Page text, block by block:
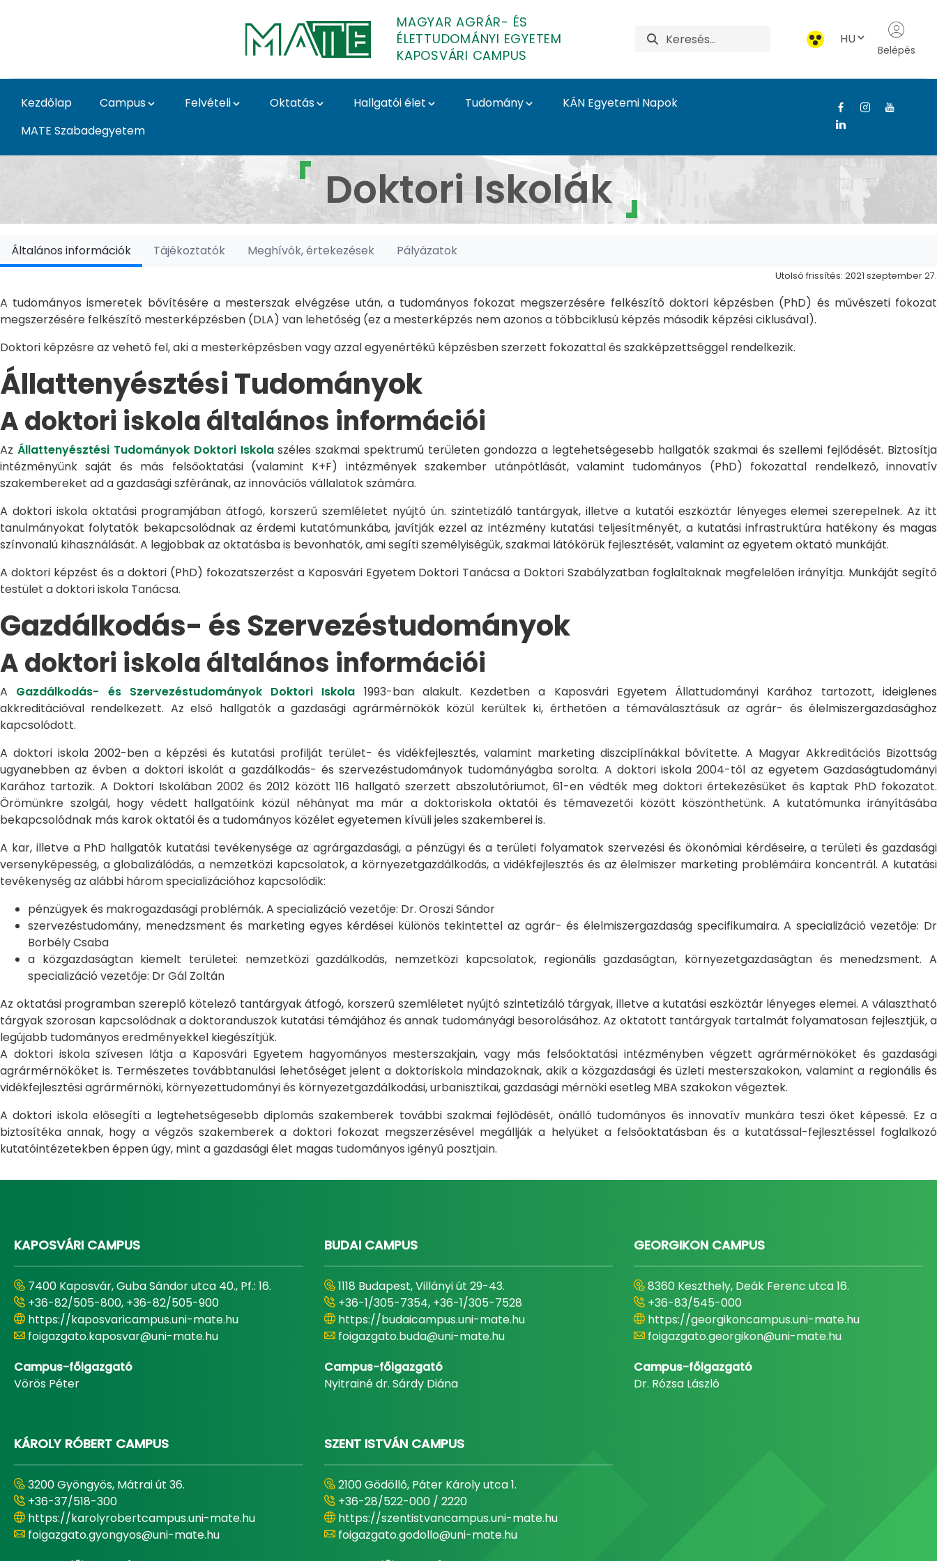
MAGYAR AGRÁR- ÉS
ÉLETTUDOMÁNYI EGYETEM
KAPOSVÁRI CAMPUS
HU
Belépés
Kezdőlap Campus Felvételi Oktatás Hallgatói élet Tudomány
KÁN Egyetemi Napok
MATE Szabadegyetem
Doktori Iskolák - Kaposvári Campus
Doktori Iskolák
Általános információk Tájékoztatók Meghívók, értekezések Pályázatok
Utolsó frissítés: 2021 szeptember 27.
A tudományos ismeretek bővítésére a mesterszak elvégzése után, a tudományos fokozat megszerzésére felkészítő doktori képzésben (PhD) és művészeti fokozat
megszerzésére felkészítő mesterképzésben (DLA) van lehetőség (ez a mesterképzés nem azonos a többciklusú képzés második képzési ciklusával).
Doktori képzésre az vehető fel, aki a mesterképzésben vagy azzal egyenértékű képzésben szerzett fokozattal és szakképzettséggel rendelkezik.
Állattenyésztési Tudományok
A doktori iskola általános információi
Az Állattenyésztési Tudományok Doktori Iskolaszéles szakmai spektrumú területen gondozza a legtehetségesebb hallgatók szakmai és szellemi fejlődését. Biztosítja
intézményünk saját és más felsőoktatási (valamint K+F) intézmények szakember utánpótlását, valamint tudományos (PhD) fokozattal rendelkező, innovatív
szakembereket ad a gazdasági szférának, az innovációs vállalatok számára.
A doktori iskola oktatási programjában átfogó, korszerű szemléletet nyújtó ún. szintetizáló tantárgyak, illetve a kutatói eszköztár lényeges elemei szerepelnek. Az itt
tanulmányokat folytatók bekapcsolódnak az érdemi kutatómunkába, javítják ezzel az intézmény kutatási teljesítményét, a kutatási infrastruktúra hatékony és magas
színvonalú kihasználását. A legjobbak az oktatásba is bevonhatók, ami segíti személyiségük, szakmai látókörük fejlesztését, valamint az egyetem oktató munkáját.
A doktori képzést és a doktori (PhD) fokozatszerzést a Kaposvári Egyetem Doktori Tanácsa a Doktori Szabályzatban foglaltaknak megfelelően irányítja. Munkáját segítő
testület a doktori iskola Tanácsa.
Gazdálkodás- és Szervezéstudományok
A doktori iskola általános információi
A Gazdálkodás- és Szervezéstudományok Doktori Iskola 1993-ban alakult. Kezdetben a Kaposvári Egyetem Állattudományi Karához tartozott, ideiglenes
akkreditációval rendelkezett. Az első hallgatók a gazdasági agrármérnökök közül kerültek ki, érthetően a témaválasztásuk az agrár- és élelmiszergazdasághoz
kapcsolódott.
A doktori iskola 2002-ben a képzési és kutatási profilját terület- és vidékfejlesztés, valamint marketing diszciplínákkal bővítette. A Magyar Akkreditációs Bizottság
ugyanebben az évben a doktori iskolát a gazdálkodás- és szervezéstudományok tudományágba sorolta. A doktori iskola 2004-től az egyetem Gazdaságtudományi
Karához tartozik. A Doktori Iskolában 2002 és 2012 között 116 hallgató szerzett abszolutóriumot, 61-en védték meg doktori értekezésüket és kaptak PhD fokozatot.
Örömünkre szolgál, hogy védett hallgatóink közül néhányat ma már a doktoriskola oktatói és témavezetői között köszönthetünk. A kutatómunka irányításába
bekapcsolódnak más karok oktatói és a tudományos közélet egyetemen kívüli jeles szakemberei is.
A kar, illetve a PhD hallgatók kutatási tevékenysége az agrárgazdasági, a pénzügyi és a területi folyamatok szervezési és ökonómiai kérdéseire, a területi és gazdasági
versenyképesség, a globalizálódás, a nemzetközi kapcsolatok, a környezetgazdálkodás, a vidékfejlesztés és az élelmiszer marketing problémáira koncentrál. A kutatási
tevékenység az alábbi három specializációhoz kapcsolódik:
pénzügyek és makrogazdasági problémák. A specializáció vezetője: Dr. Oroszi Sándor
szervezéstudomány, menedzsment és marketing egyes kérdései különös tekintettel az agrár- és élelmiszergazdaság specifikumaira. A specializáció vezetője: Dr
Borbély Csaba
a közgazdaságtan kiemelt területei: nemzetközi gazdálkodás, nemzetközi kapcsolatok, regionális gazdaságtan, környezetgazdaságtan és menedzsment. A
specializáció vezetője: Dr Gál Zoltán
Az oktatási programban szereplő kötelező tantárgyak átfogó, korszerű szemléletet nyújtó szintetizáló tárgyak, illetve a kutatási eszköztár lényeges elemei. A választható
tárgyak szorosan kapcsolódnak a doktoranduszok kutatási témájához és annak tudományági besorolásához. Az oktatott tantárgyak tartalmát folyamatosan fejlesztjük, a
legújabb tudományos eredményekkel kiegészítjük.
A doktori iskola szívesen látja a Kaposvári Egyetem hagyományos mesterszakjain, vagy más felsőoktatási intézményben végzett agrármérnököket és gazdasági
agrármérnököket is. Természetes továbbtanulási lehetőséget jelent a doktoriskola mindazoknak, akik a közgazdasági és üzleti mesterszakokon, valamint a regionális és
vidékfejlesztési agrármérnöki, környezettudományi és környezetgazdálkodási, urbanisztikai, gazdasági mérnöki esetleg MBA szakokon végeztek.
A doktori iskola elősegíti a legtehetségesebb diplomás szakemberek további szakmai fejlődését, önálló tudományos és innovatív munkára teszi őket képessé. Ez a
biztosítéka annak, hogy a végzős szakemberek a doktori fokozat megszerzésével megállják a helyüket a felsőoktatásban és a kutatással-fejlesztéssel foglalkozó
kutatóintézetekben éppen úgy, mint a gazdasági élet magas tudományos igényű posztjain.
KAPOSVÁRI CAMPUS
7400 Kaposvár, Guba Sándor utca 40., Pf.: 16.
+36-82/505-800, +36-82/505-900
https://kaposvaricampus.uni-mate.hu
foigazgato.kaposvar@uni-mate.hu
Campus-főigazgató
Vörös Péter
BUDAI CAMPUS
1118 Budapest, Villányi út 29-43.
+36-1/305-7354, +36-1/305-7528
https://budaicampus.uni-mate.hu
foigazgato.buda@uni-mate.hu
Campus-főigazgató
Nyitrainé dr. Sárdy Diána
GEORGIKON CAMPUS
8360 Keszthely, Deák Ferenc utca 16.
+36-83/545-000
https://georgikoncampus.uni-mate.hu
foigazgato.georgikon@uni-mate.hu
Campus-főigazgató
Dr. Rózsa László
KÁROLY RÓBERT CAMPUS
3200 Gyöngyös, Mátrai út 36.
+36-37/518-300
https://karolyrobertcampus.uni-mate.hu
foigazgato.gyongyos@uni-mate.hu
SZENT ISTVÁN CAMPUS
2100 Gödöllő, Páter Károly utca 1.
+36-28/522-000 / 2220
https://szentistvancampus.uni-mate.hu
foigazgato.godollo@uni-mate.hu